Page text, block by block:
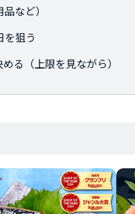
など）
を狙う
る（上限を見ながら）